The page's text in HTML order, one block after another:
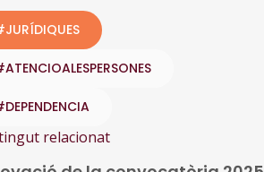
relacionat